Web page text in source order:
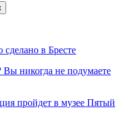
в Бресте
Вы никогда не подумаете
пройдет в музее Пятый